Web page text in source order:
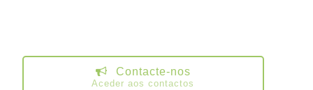
Contacte-nos
Aceder aos contactos